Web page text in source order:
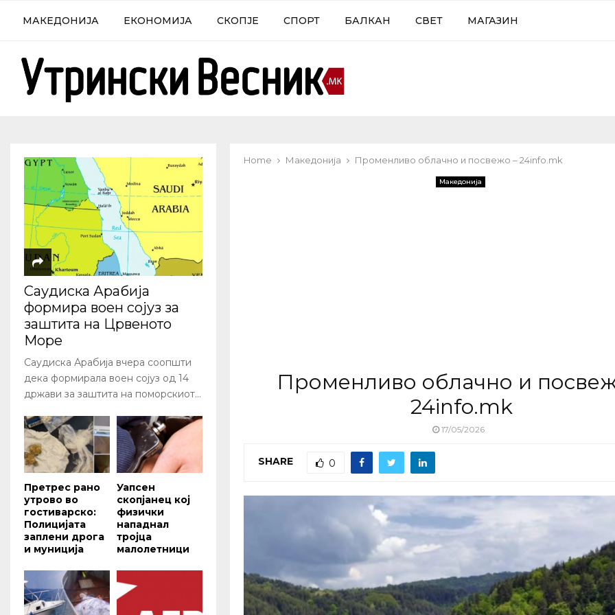
МАКЕДОНИЈА ЕКОНОМИЈА СКОПЈЕ СПОРТ БАЛКАН СВЕТ МАГАЗИН
Home Македонија Променливо облачно и посвежо – 24info.mk
Македонија
Променливо облачно и
24info.mk
17/05/2026
SHARE 0
Саудиска Арабија
формира воен сојуз за
заштита на Црвеното
Море
Саудиска Арабија вчера соопшти
дека формирала воен сојуз од 14
држави за заштита на поморскиот...
Претрес рано
утрово во
гостиварско:
Полицијата
заплени дрога
и муниција
Уапсен
скопјанец кој
физички
нападнал
тројца
малолетници